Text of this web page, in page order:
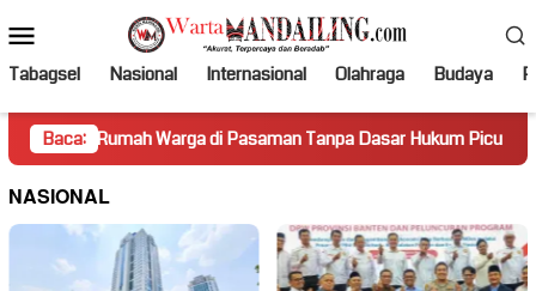
ke
kontenMobile
Tabagsel Nasional Internasional Olahraga Budaya
Baca:
Rumah Warga di Pasaman Tanpa Dasar Hukum Picu Keresahan
NASIONAL